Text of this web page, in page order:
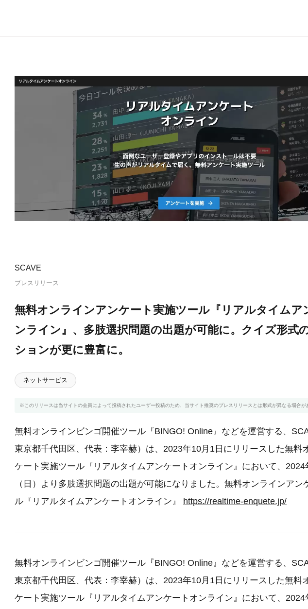
SCAVE
プレスリリース
無料オンラインアンケート実施ツール『リアルタイムア
ンライン』、多肢選択問題の出題が可能に。クイズ形式
ションが更に豊富に。
ネットサービス
※このリリースは当サイトの会員によって投稿されたユーザー投稿のため、当サイト推奨のプレスリリースとは形式が異なる場合が
無料オンラインビンゴ開催ツール『BINGO! Online』などを運営する、
東京都千代田区、代表：李宰赫）は、2023年10月1日にリリースした無料
ケート実施ツール『リアルタイムアンケートオンライン』において、2024
（日）より多肢選択問題の出題が可能になりました。無料オンラインアン
ル『リアルタイムアンケートオンライン』 https://realtime-enquete.jp/
無料オンラインビンゴ開催ツール『BINGO! Online』などを運営する、
東京都千代田区、代表：李宰赫）は、2023年10月1日にリリースした無料
ケート実施ツール『リアルタイムアンケートオンライン』において、2024